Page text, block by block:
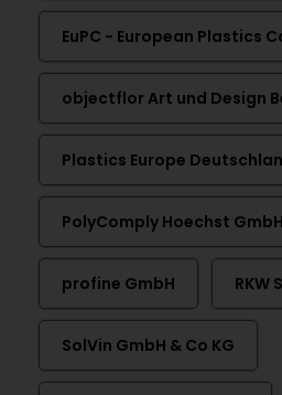
EuPC - European Plastics
objectflor Art und Design
Plastics Europe
PolyComply Hoechst GmbH
profine GmbH RKW
SolVin GmbH & Co KG